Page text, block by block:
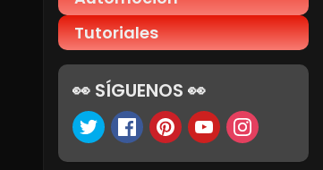
Tutoriales
👀 SÍGUENOS 👀